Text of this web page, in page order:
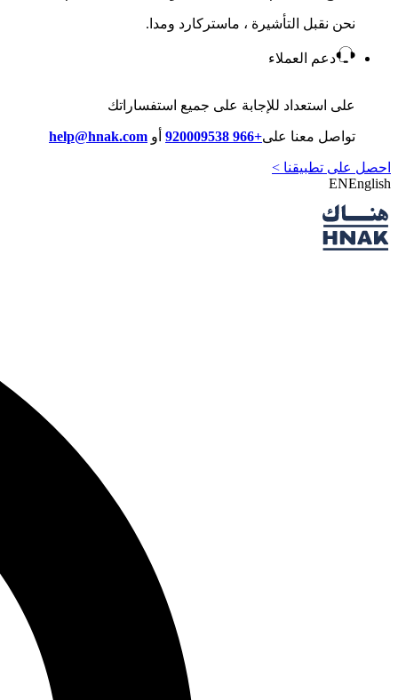
نحن نقبل التأشيرة ، ماستركارد ومدا.
دعم العملاء
على استعداد للإجابة على جميع استفساراتك
تواصل معنا على+966 920009538 أو help@hnak.com
احصل على تطبيقنا >
ENEnglish